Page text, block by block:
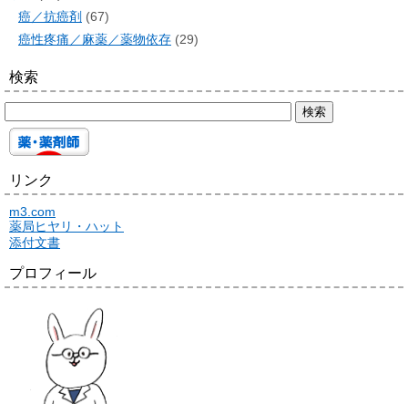
癌／抗癌剤 (67)
癌性疼痛／麻薬／薬物依存 (29)
検索
リンク
m3.com
薬局ヒヤリ・ハット
添付文書
プロフィール